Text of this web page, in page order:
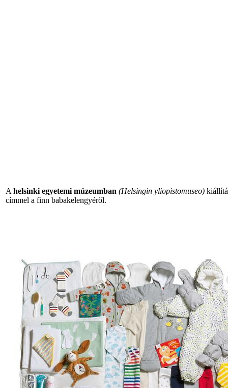
A helsinki egyetemi múzeumban (Helsingin yliopistomuseo)
címmel a finn babakelengyéről.